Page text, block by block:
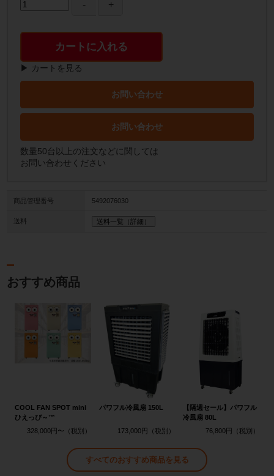
カートに入れる
▶ カートを見る
お問い合わせ
お問い合わせ
数量50台以上の注文などに関しては
お問い合わせください
商品管理番号 5492076030
送料 送料一覧（詳細）
おすすめ商品
COOL FAN SPOT mini
ひえっぴ～™
328,000円〜
パワフル冷風扇 150L
173,000円
【隔週セール】パワフル
冷風扇 80L
76,800円
すべてのおすすめ商品を見る